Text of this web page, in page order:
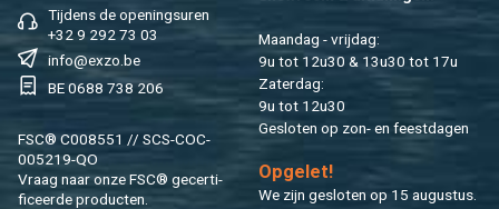
Tij­dens de ope­nings­uren
+32 9 292 73 03
info@​exzo.​be
BE 0688 738 206
FSC® C008551 // SCS-COC-
005219-QO
Vraag naar onze FSC® ge­cer­ti­
fi­ceer­de pro­duc­ten.
Maan­dag - vrij­dag:
9u tot 12u30 & 13u30 tot 17u
Za­ter­dag:
9u tot 12u30
Ge­slo­ten op zon- en feest­da­gen
Op­ge­let!
We zijn ge­slo­ten op 15 au­gus­tus.